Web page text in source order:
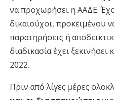
να προχωρήσει η ΑΑΔΕ.
δικαιούχοι, προκειμένου
παρατηρήσεις ή
διαδικασία έχει ξεκινήσει
2022.
Πριν από λίγες μέρες